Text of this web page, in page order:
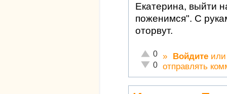
Екатерина, выйти
поженимся". С
оторвут.
Отлично!
0
Неадекватно!
0
» Войдите
отправлять